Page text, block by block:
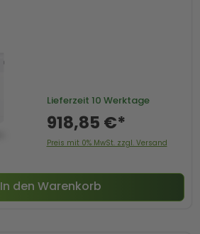
Lieferzeit 10 Werktage
918,85 €*
Preis mit 0% MwSt. zzgl. Versand
In den Warenkorb